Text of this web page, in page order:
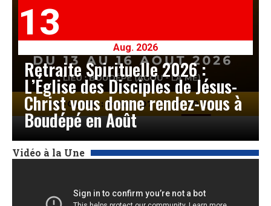
13
Aug. 2026
Retraite Spirituelle 2026 :
L’Église des Disciples de Jésus-
Christ vous donne rendez-vous à
Boudépé en Août
Vidéo à la Une